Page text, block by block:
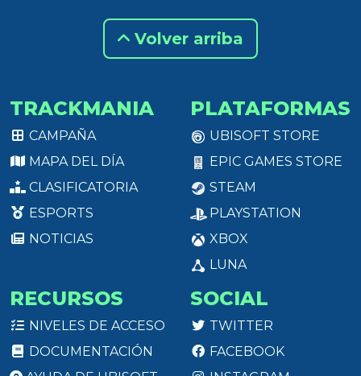
Volver arriba
TRACKMANIA
CAMPAÑA
MAPA DEL DÍA
CLASIFICATORIA
ESPORTS
NOTICIAS
PLATAFORMAS
UBISOFT STORE
EPIC GAMES STORE
STEAM
PLAYSTATION
XBOX
LUNA
RECURSOS
NIVELES DE ACCESO
DOCUMENTACIÓN
SOCIAL
TWITTER
FACEBOOK